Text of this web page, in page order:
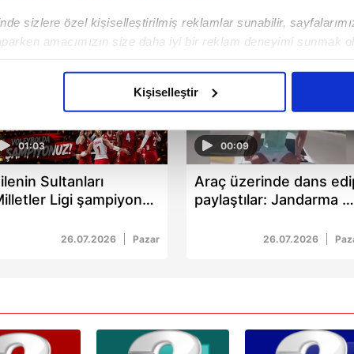
sizlere özel kişiselleştirilmiş reklamlar sunabilir,
amacımızın size daha iyi bir reklam deneyimi sunmak
için İnternet Sitemizde kendimize ve üçüncü kişilere ait
verileriniz işlenmekte olup gerekli olan çerezler bilgi toplumu
çerezler, sitemizin daha işlevsel kılınması ve
amaçlarıyla sınırlı olarak açık rızanız dahilinde
Kişiselleştir
01:03
Sultanları
Ligi şampiyonu:
26.07.2026 Pazar
00:09
Araç üzerinde dans
paylaştılar: Jandarma 3
26.07.2026